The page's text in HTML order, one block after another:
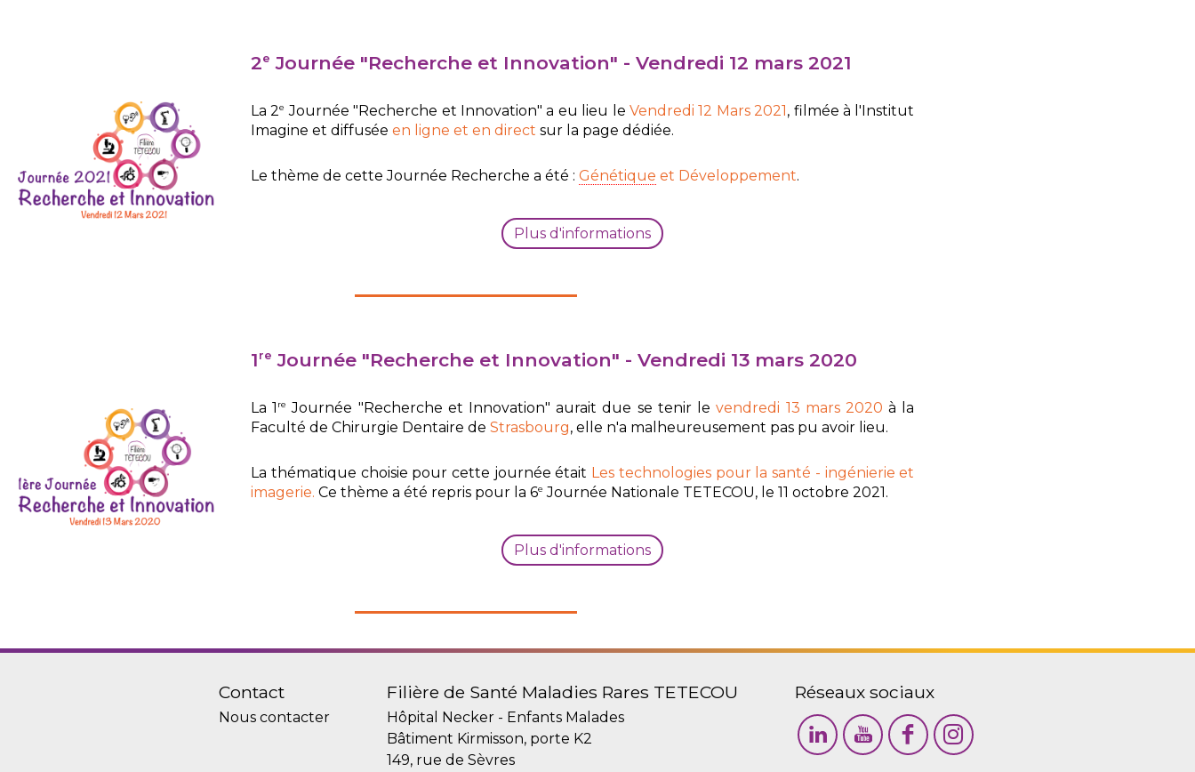
2e Journée "Recherche et Innovation" - Vendredi 12 mars 2021
La 2e Journée "Recherche et Innovation" a eu lieu le Vendredi 12 Mars 2021 , filmée à l'Institut
Imagine et diffuséeen ligne et en directsur la page dédiée.
Le thème de cette Journée Recherche a été :Génétique et Développement.
Plus d'informations
1 re Journée "Recherche et Innovation" - Vendredi 13 mars 2020
La 1 re Journée "Recherche et Innovation" aurait due se tenir levendredi 13 mars 2020 à la
Faculté de Chirurgie Dentaire deStrasbourg, elle n'a malheureusement pas pu avoir lieu.
La thématique choisie pour cette journée était Les technologies pour la santé - ingénierie et
imagerie. Ce thème a été repris pour la 6e Journée Nationale TETECOU, le 11 octobre 2021.
Plus d'informations
Contact
Nous contacter
Filière de Santé Maladies Rares TETECOU
Hôpital Necker - Enfants Malades
Bâtiment Kirmisson, porte K2
149, rue de Sèvres
Réseaux sociaux